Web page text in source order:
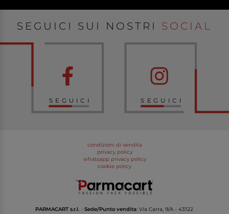
SEGUICI SUI NOSTRI SOCIAL
SEGUICI SEGUICI
condizioni di vendita
privacy policy
whatsapp privacy policy
cookie policy
PARMACART s.r.l. -Sede/Punto vendita: Via Carra, 9/A - 43122